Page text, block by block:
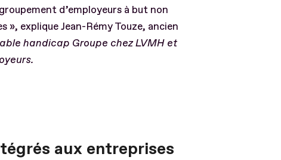
d’employeurs à but non
», explique Jean-Rémy Touze, ancien
handicap Groupe chez LVMH et
aux entreprises